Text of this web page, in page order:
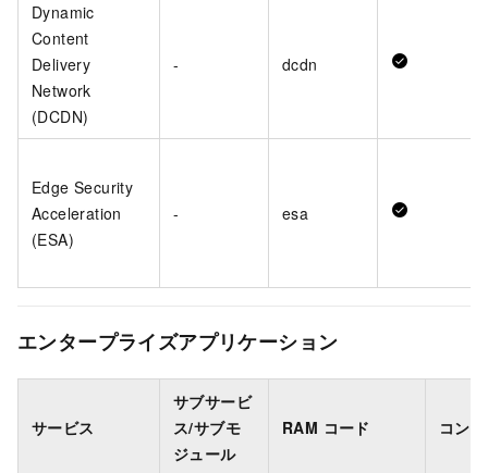
Dynamic
Content
Delivery
Network
(DCDN)
- dcdn
Edge Security
Acceleration
(ESA)
- esa
エンタープライズアプリケーション
サービス
サブサービ
ス/サブモ
ジュール
RAM コード コン